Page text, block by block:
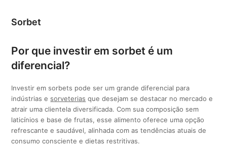
Sorbet
Por que investir em sorbet é um
diferencial?
Investir em sorbets pode ser um grande diferencial para
indústrias e sorveterias que desejam se destacar no mercado e
atrair uma clientela diversificada. Com sua composição sem
laticínios e base de frutas, esse alimento oferece uma opção
refrescante e saudável, alinhada com as tendências atuais de
consumo consciente e dietas restritivas.